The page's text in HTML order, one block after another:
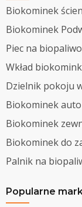
Biokominek
Biokominek
Piec na biopaliwo
Wkład
Dzielnik pokoju
Biokominek
Biokominek
Biokominek do
Palnik na
Popularne